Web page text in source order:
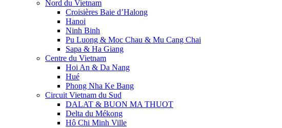
Nord du Vietnam
Croisières Baie d’Halong
Hanoi
Ninh Binh
Pu Luong & Moc Chau & Mu Cang Chai
Sapa & Ha Giang
Centre du Vietnam
Hoi An & Da Nang
Hué
Phong Nha Ke Bang
Circuit Vietnam du Sud
DALAT & BUON MA THUOT
Delta du Mékong
Hô Chi Minh Ville